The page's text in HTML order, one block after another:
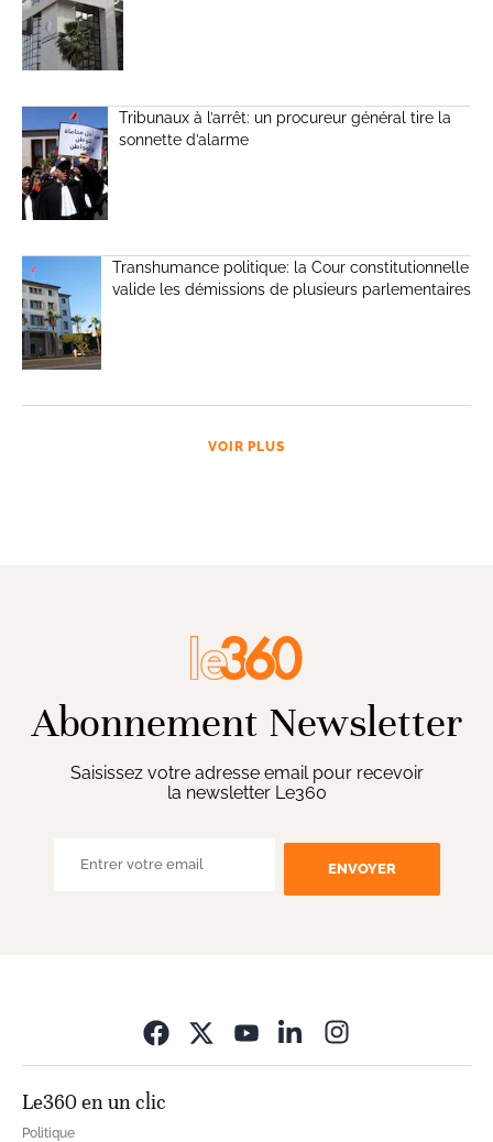
Tribunaux à l’arrêt: un procureur général tire la
sonnette d’alarme
Transhumance politique: la Cour constitutionnelle
valide les démissions de plusieurs parlementaires
VOIR PLUS
Abonnement Newsletter
Saisissez votre adresse email pour recevoir
la newsletter Le360
ENVOYER
Le360 en un clic
Politique